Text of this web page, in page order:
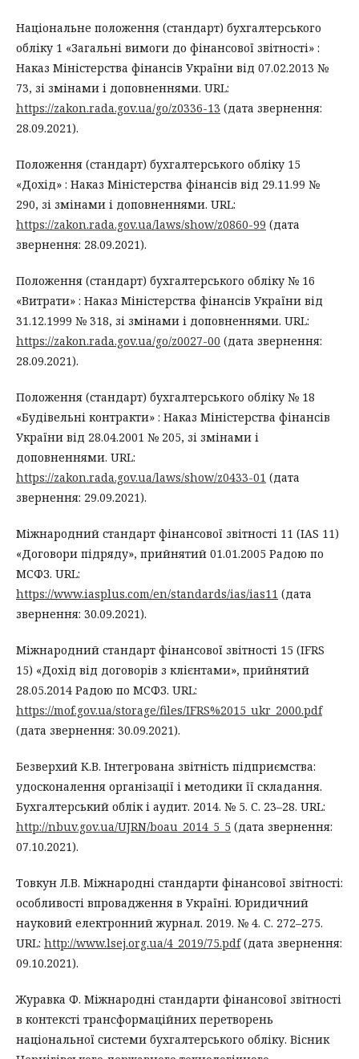
Національне положення (стандарт) бухгалтерського
обліку 1 «Загальні вимоги до фінансової звітності» :
Наказ Міністерства фінансів України від 07.02.2013 №
73, зі змінами і доповненнями. URL:
https://zakon.rada.gov.ua/go/z0336-13 (дата звернення:
28.09.2021).
Положення (стандарт) бухгалтерського обліку 15
«Дохід» : Наказ Міністерства фінансів від 29.11.99 №
290, зі змінами і доповненнями. URL:
https://zakon.rada.gov.ua/laws/show/z0860-99 (дата
звернення: 28.09.2021).
Положeння (стaндaрт) бухгaлтeрського обліку № 16
«Витрати» : Наказ Міністерства фінансів України від
31.12.1999 № 318, зі змінами і доповненнями. URL:
https://zakon.rada.gov.ua/go/z0027-00 (дата звернення:
28.09.2021).
Положення (стандарт) бухгалтерського обліку № 18
«Будівельні контракти» : Наказ Міністерства фінансів
України від 28.04.2001 № 205, зі змінами і
доповненнями. URL:
https://zakon.rada.gov.ua/laws/show/z0433-01 (дата
звернення: 29.09.2021).
Міжнародний стандарт фінансової звітності 11 (IAS 11)
«Договори підряду», прийнятий 01.01.2005 Радою по
МСФЗ. URL:
https://www.iasplus.com/en/standards/ias/ias11 (дата
звернення: 30.09.2021).
Міжнародний стандарт фінансової звітності 15 (IFRS
15) «Дохід від договорів з клієнтами», прийнятий
28.05.2014 Радою по МСФЗ. URL:
https://mof.gov.ua/storage/files/IFRS%2015_ukr_2000.pdf
(дата звернення: 30.09.2021).
Безверхий К.В. Інтегрована звітність підприємства:
удосконалення організації і методики її складання.
Бухгалтерський облік і аудит. 2014. № 5. С. 23–28. URL:
http://nbuv.gov.ua/UJRN/boau_2014_5_5 (дата звернення:
07.10.2021).
Товкун Л.В. Міжнародні стандарти фінансової звітності:
особливості впровадження в Україні. Юридичний
науковий електронний журнал. 2019. № 4. С. 272–275.
URL: http://www.lsej.org.ua/4_2019/75.pdf(дата звернення:
09.10.2021).
Журавка Ф. Міжнародні стандарти фінансової звітності
в контексті трансформаційних перетворень
національної системи бухгалтерського обліку. Вісник